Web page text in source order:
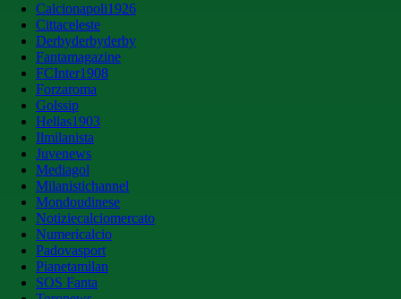
Calcionapoli1926
Cittaceleste
Derbyderbyderby
Fantamagazine
FCInter1908
Forzaroma
Golssip
Hellas1903
Ilmilanista
Juvenews
Mediagol
Milanistichannel
Mondoudinese
Notiziecalciomercato
Numericalcio
Padovasport
Pianetamilan
SOS Fanta